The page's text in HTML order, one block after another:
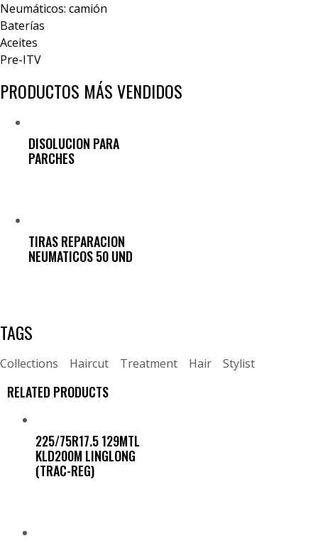
Neumáticos: camión
Baterías
Aceites
Pre-ITV
PRODUCTOS MÁS VENDIDOS
DISOLUCION PARA
PARCHES
TIRAS REPARACION
NEUMATICOS 50 UND
TAGS
Collections Haircut Treatment Hair Stylist
RELATED PRODUCTS
225/75R17.5 129MTL
KLD200M LINGLONG
(TRAC-REG)